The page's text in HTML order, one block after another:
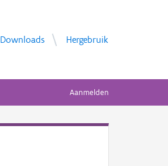
Downloads Hergebruik
Aanmelden